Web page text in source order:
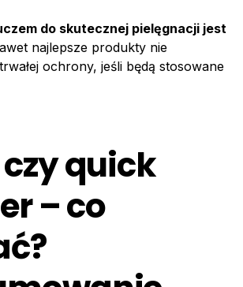
do skutecznej pielęgnacji jest
najlepsze produkty nie
ochrony, jeśli będą stosowane
quick
– co